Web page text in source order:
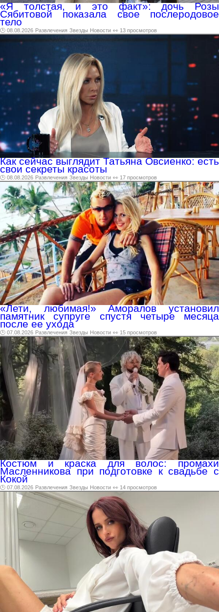
«Я толстая, и это факт»: дочь Розы
Сябитовой показала свое послеродовое
тело
🕑 08.08.2026 Развлечения Звезды Новости 👀 13 просмотров
Как сейчас выглядит Татьяна Овсиенко: есть
свои секреты красоты
🕑 08.08.2026 Развлечения Звезды Новости 👀 17 просмотров
«Лети, любимая!» Аморалов установил
памятник супруге спустя четыре месяца
после ее ухода
🕑 07.08.2026 Развлечения Звезды Новости 👀 15 просмотров
Костюм и краска для волос: промахи
Масленникова при подготовке к свадьбе с
Кокой
🕑 07.08.2026 Развлечения Звезды Новости 👀 14 просмотров